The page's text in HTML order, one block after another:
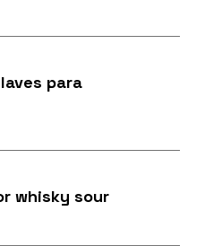
para
whisky sour